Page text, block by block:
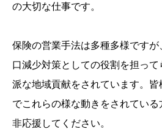
の大切な仕事です。
保険の営業手法は多種多様ですが
口減少対策としての役割を担っ
派な地域貢献をされています。
でこれらの様な動きをされてい
非応援してください。